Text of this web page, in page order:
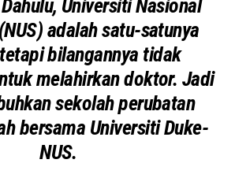
Universiti Nasional
adalah satu-satunya
bilangannya tidak
melahirkan doktor. Jadi
sekolah perubatan
bersama Universiti Duke-
NUS.